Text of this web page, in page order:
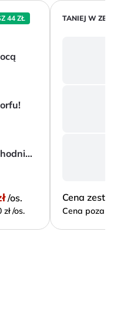
44 ZŁ
Rejs BBQ po wschodnim wybrzeżu (w j. polskim)
/os.
/os.
TANIEJ W
Cena
Cena poza